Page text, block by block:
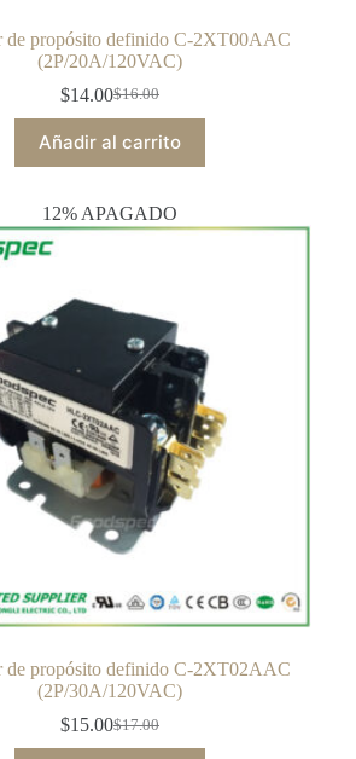
de propósito definido C-2XT00AAC
(2P/20A/120VAC)
$16.00
$14.00
Añadir al carrito
12% APAGADO
de propósito definido C-2XT02AAC
(2P/30A/120VAC)
$17.00
$15.00